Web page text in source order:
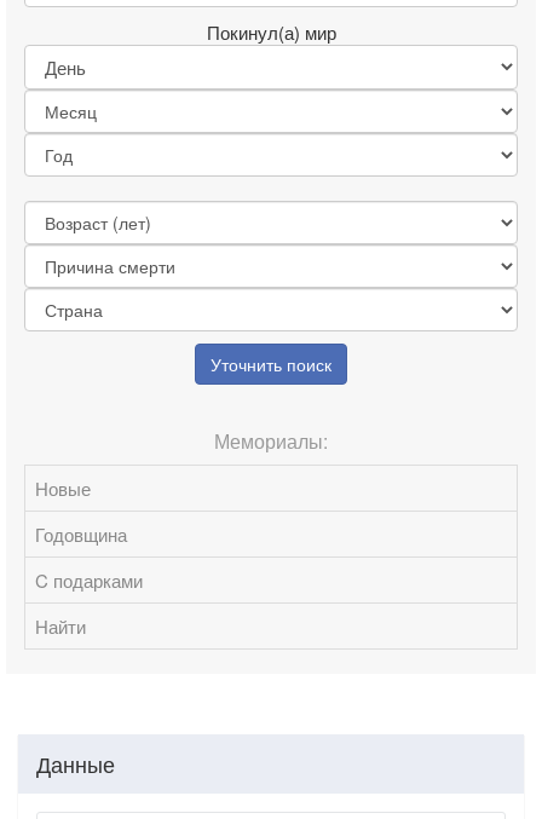
Покинул(а) мир
Уточнить поиск
Мемориалы:
Новые
Годовщина
C подарками
Найти
Данные